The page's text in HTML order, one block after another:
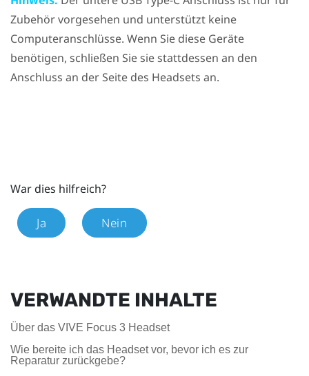
Zubehör vorgesehen und unterstützt keine
Computeranschlüsse. Wenn Sie diese Geräte
benötigen, schließen Sie sie stattdessen an den
Anschluss an der Seite des Headsets an.
War dies hilfreich?
Ja Nein
VERWANDTE INHALTE
Über das VIVE Focus 3 Headset
Wie bereite ich das Headset vor, bevor ich es zur
Reparatur zurückgebe?